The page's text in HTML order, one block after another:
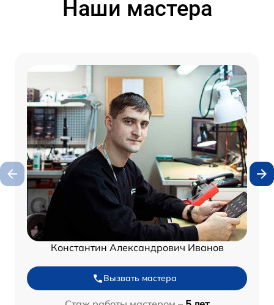
Наши мастера
Константин Александрович Иванов
Вызвать мастера